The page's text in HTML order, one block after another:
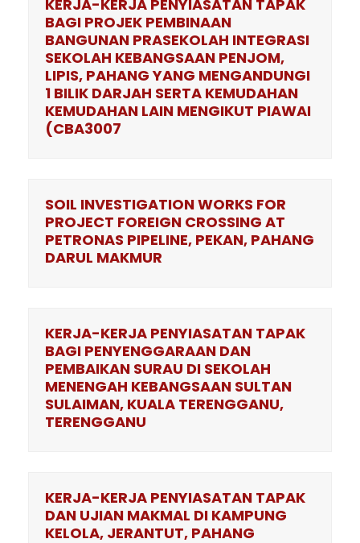
KERJA-KERJA PENYIASATAN TAPAK
BAGI PROJEK PEMBINAAN
BANGUNAN PRASEKOLAH INTEGRASI
SEKOLAH KEBANGSAAN PENJOM,
LIPIS, PAHANG YANG MENGANDUNGI
1 BILIK DARJAH SERTA KEMUDAHAN
KEMUDAHAN LAIN MENGIKUT PIAWAI
(CBA3007
SOIL INVESTIGATION WORKS FOR
PROJECT FOREIGN CROSSING AT
PETRONAS PIPELINE, PEKAN, PAHANG
DARUL MAKMUR
KERJA-KERJA PENYIASATAN TAPAK
BAGI PENYENGGARAAN DAN
PEMBAIKAN SURAU DI SEKOLAH
MENENGAH KEBANGSAAN SULTAN
SULAIMAN, KUALA TERENGGANU,
TERENGGANU
KERJA-KERJA PENYIASATAN TAPAK
DAN UJIAN MAKMAL DI KAMPUNG
KELOLA, JERANTUT, PAHANG